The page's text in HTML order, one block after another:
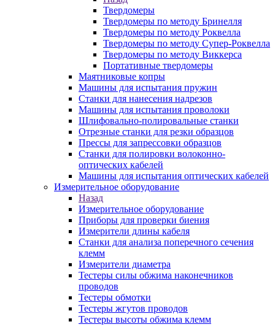
Твердомеры
Твердомеры по методу Бринелля
Твердомеры по методу Роквелла
Твердомеры по методу Супер-Роквелла
Твердомеры по методу Виккерса
Портативные твердомеры
Маятниковые копры
Машины для испытания пружин
Станки для нанесения надрезов
Машины для испытания проволоки
Шлифовально-полировальные станки
Отрезные станки для резки образцов
Прессы для запрессовки образцов
Станки для полировки волоконно-
оптических кабелей
Машины для испытания оптических кабелей
Измерительное оборудование
Назад
Измерительное оборудование
Приборы для проверки биения
Измерители длины кабеля
Станки для анализа поперечного сечения
клемм
Измерители диаметра
Тестеры силы обжима наконечников
проводов
Тестеры обмотки
Тестеры жгутов проводов
Тестеры высоты обжима клемм